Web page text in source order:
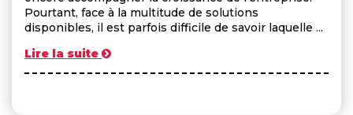
Pourtant, face à la multitude de solutions
disponibles, il est parfois difficile de savoir laquelle ...
Lire la suite